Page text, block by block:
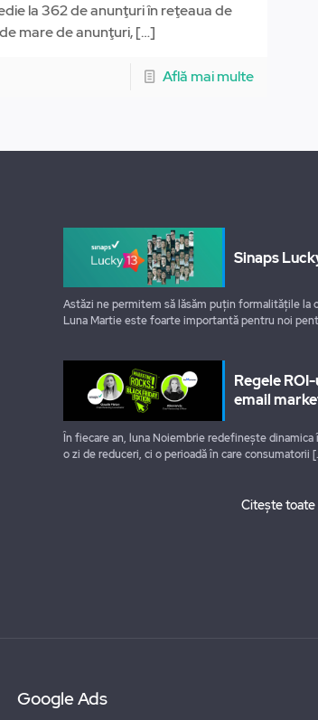
la 362 de anunţuri în reţeaua de
mare de anunţuri,[…]
Află mai multe
Sinaps
Astăzi ne permitem să lăsăm puțin formalitățile
Luna Martie este foarte importantă pentru noi
Regele
email
În fiecare an, luna Noiembrie redefinește
o zi de reduceri, ci o perioadă în care consumatorii
Citește
Google Ads